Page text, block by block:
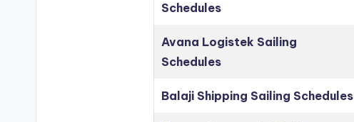
Schedules
Avana Logistek Sailing
Schedules
Balaji Shipping Sailing Schedules